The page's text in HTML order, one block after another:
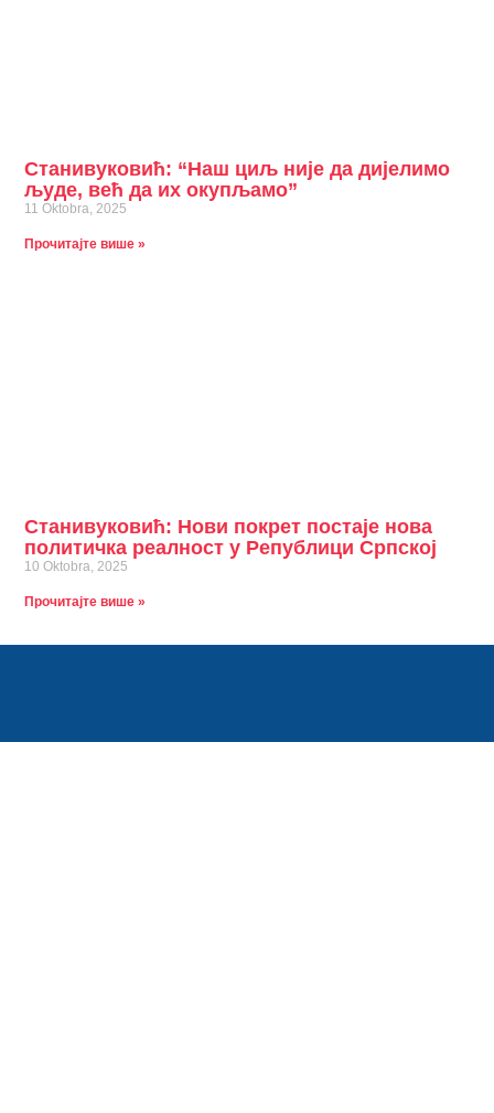
Станивуковић: “Наш циљ није да дијелимо
људе, већ да их окупљамо”
11 Oktobra, 2025
Прочитајте више »
Станивуковић: Нови покрет постаје нова
политичка реалност у Републици Српској
10 Oktobra, 2025
Прочитајте више »